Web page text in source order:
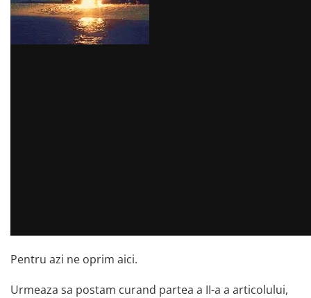
Pentru azi ne oprim aici.
Urmeaza sa postam curand partea a II-a a articolului,